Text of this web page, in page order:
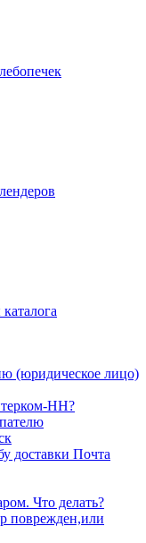
(юридическое лицо)
НН?
доставки Почта
Что делать?
поврежден,или